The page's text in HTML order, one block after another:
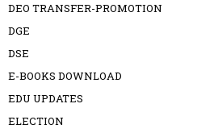
DEO TRANSFER-PROMOTION
DGE
DSE
E-BOOKS DOWNLOAD
EDU UPDATES
ELECTION